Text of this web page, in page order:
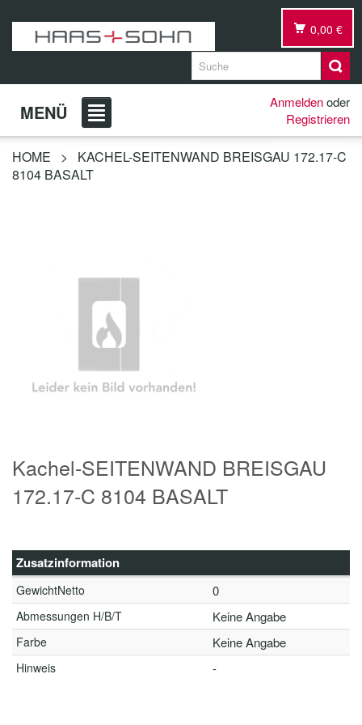
0,00 €
MENÜ Anmeldenoder
Registrieren
HOME >
KACHEL-SEITENWAND BREISGAU 172.17-C
8104 BASALT
Kachel-SEITENWAND BREISGAU
172.17-C 8104 BASALT
Zusatzinformation
GewichtNetto 0
Abmessungen H/B/T Keine Angabe
Farbe Keine Angabe
Hinweis -